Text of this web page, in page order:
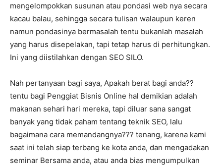
mengelompokkan susunan atau pondasi web nya secara
kacau balau, sehingga secara tulisan walaupun keren
namun pondasinya bermasalah tentu bukanlah masalah
yang harus disepelakan, tapi tetap harus di perhitungkan.
Ini yang diistilahkan dengan SEO SILO.
Nah pertanyaan bagi saya, Apakah berat bagi anda??
tentu bagi Penggiat Bisnis Online hal demikian adalah
makanan sehari hari mereka, tapi diluar sana sangat
banyak yang tidak paham tentang teknik SEO, lalu
bagaimana cara memandangnya??? tenang, karena kami
saat ini telah siap terbang ke kota anda, dan mengadakan
seminar Bersama anda, atau anda bias mengumpulkan